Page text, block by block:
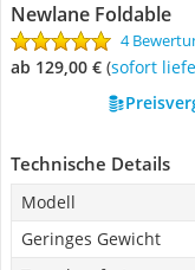
Newlane Foldable
4
ab 129,00 € ( Sofort
Technische Details
Modell
Geringes Gewicht